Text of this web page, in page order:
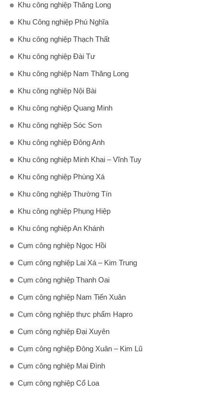
Khu công nghiệp Thăng Long
Khu Công nghiệp Phú Nghĩa
Khu công nghiệp Thạch Thất
Khu công nghiệp Đài Tư
Khu công nghiệp Nam Thăng Long
Khu công nghiệp Nội Bài
Khu công nghiệp Quang Minh
Khu công nghiệp Sóc Sơn
Khu công nghiệp Đông Anh
Khu công nghiệp Minh Khai – Vĩnh Tuy
Khu công nghiệp Phùng Xá
Khu công nghiệp Thường Tín
Khu công nghiệp Phụng Hiệp
Khu công nghiệp An Khánh
Cụm công nghiệp Ngọc Hồi
Cụm công nghiệp Lai Xá – Kim Trung
Cụm công nghiệp Thanh Oai
Cụm công nghiệp Nam Tiến Xuân
Cụm công nghiệp thực phẩm Hapro
Cụm công nghiệp Đại Xuyên
Cụm công nghiệp Đông Xuân – Kim Lũ
Cụm công nghiệp Mai Đình
Cụm công nghiệp Cổ Loa